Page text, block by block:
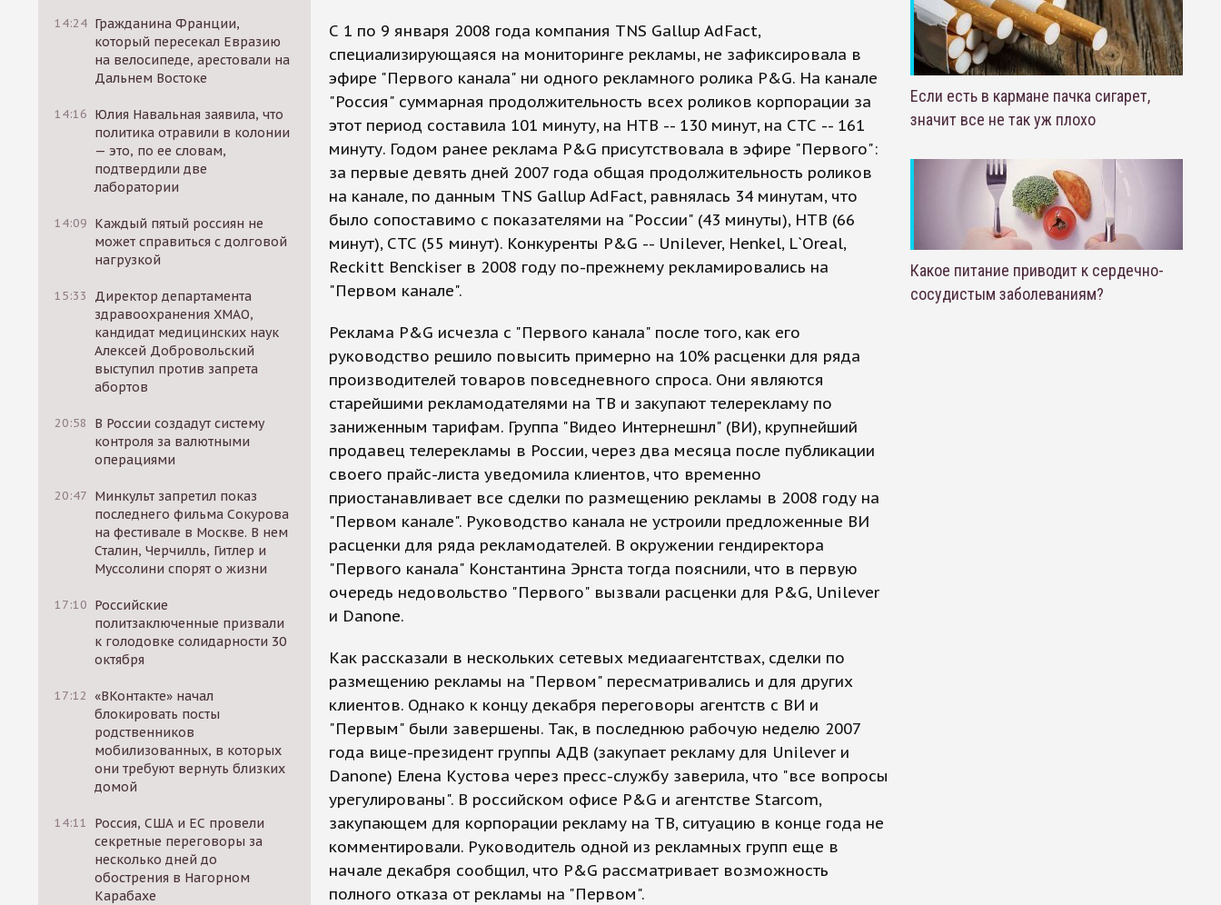
14:24 Гражданина Франции,
который пересекал Евразию
на велосипеде, арестовали на
Дальнем Востоке
14:16 Юлия Навальная заявила, что
политика отравили в колонии
— это, по ее словам,
подтвердили две
лаборатории
14:09 Каждый пятый россиян не
может справиться с долговой
нагрузкой
15:33
Директор департамента
здравоохранения ХМАО,
кандидат медицинских наук
Алексей Добровольский
выступил против запрета
абортов
20:58
В России создадут систему
контроля за валютными
операциями
20:47 Минкульт запретил показ
последнего фильма Сокурова
на фестивале в Москве. В нем
Сталин, Черчилль, Гитлер и
Муссолини спорят о жизни
17:10 Российские
политзаключенные призвали
к голодовке солидарности 30
октября
17:12 «ВКонтакте» начал
блокировать посты
родственников
мобилизованных, в которых
они требуют вернуть близких
домой
14:11
Россия, США и ЕС провели
секретные переговоры за
несколько дней до
обострения в Нагорном
Карабахе
С 1 по 9 января 2008 года компания TNS Gallup AdFact,
специализирующаяся на мониторинге рекламы, не зафиксировала в
эфире "Первого канала" ни одного рекламного ролика P&G. На канале
"Россия" суммарная продолжительность всех роликов корпорации за
этот период составила 101 минуту, на НТВ -- 130 минут, на СТС -- 161
минуту. Годом ранее реклама P&G присутствовала в эфире "Первого":
за первые девять дней 2007 года общая продолжительность роликов
на канале, по данным TNS Gallup AdFact, равнялась 34 минутам, что
было сопоставимо с показателями на "России" (43 минуты), НТВ (66
минут), СТС (55 минут). Конкуренты P&G -- Unilever, Henkel, L`Oreal,
Reckitt Benckiser в 2008 году по-прежнему рекламировались на
"Первом канале".
Реклама P&G исчезла с "Первого канала" после того, как его
руководство решило повысить примерно на 10% расценки для ряда
производителей товаров повседневного спроса. Они являются
старейшими рекламодателями на ТВ и закупают телерекламу по
заниженным тарифам. Группа "Видео Интернешнл" (ВИ), крупнейший
продавец телерекламы в России, через два месяца после публикации
своего прайс-листа уведомила клиентов, что временно
приостанавливает все сделки по размещению рекламы в 2008 году на
"Первом канале". Руководство канала не устроили предложенные ВИ
расценки для ряда рекламодателей. В окружении гендиректора
"Первого канала" Константина Эрнста тогда пояснили, что в первую
очередь недовольство "Первого" вызвали расценки для P&G, Unilever
и Danone.
Как рассказали в нескольких сетевых медиаагентствах, сделки по
размещению рекламы на "Первом" пересматривались и для других
клиентов. Однако к концу декабря переговоры агентств с ВИ и
"Первым" были завершены. Так, в последнюю рабочую неделю 2007
года вице-президент группы АДВ (закупает рекламу для Unilever и
Danone) Елена Кустова через пресс-службу заверила, что "все вопросы
урегулированы". В российском офисе P&G и агентстве Starcom,
закупающем для корпорации рекламу на ТВ, ситуацию в конце года не
комментировали. Руководитель одной из рекламных групп еще в
начале декабря сообщил, что P&G рассматривает возможность
полного отказа от рекламы на "Первом".
Если есть в кармане пачка сигарет,
значит все не так уж плохо
Какое питание приводит к сердечно-
сосудистым заболеваниям?